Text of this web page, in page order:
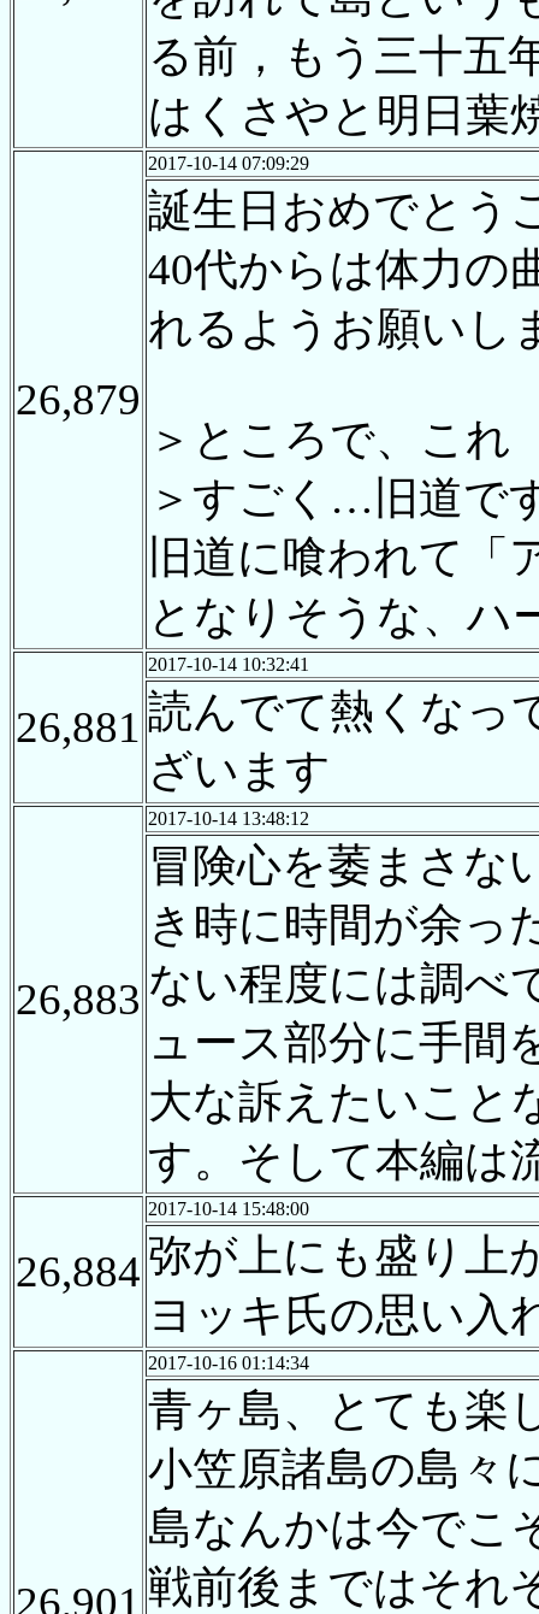
る前，もう三十五
はくさやと明日
26,879
2017-10-14 07:09:29
誕生日おめでとう
40代からは体力の
れるようお願いし
＞ところで、こ
＞すごく…旧道で
旧道に喰われて
となりそうな、ハ
26,881
2017-10-14 10:32:41
読んでて熱くなっ
ざいます
26,883
2017-10-14 13:48:12
冒険心を萎まさな
き時に時間が余っ
ない程度には調べ
ュース部分に手間
大な訴えたいこと
す。そして本編は
26,884
2017-10-14 15:48:00
弥が上にも盛り上
ヨッキ氏の思い入
26,901
2017-10-16 01:14:34
青ヶ島、とても楽
小笠原諸島の島々
島なんかは今でこ
戦前後まではそれ